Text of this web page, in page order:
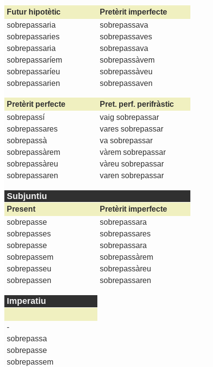
Futur hipotètic
sobrepassaria
sobrepassaries
sobrepassaria
sobrepassaríem
sobrepassaríeu
sobrepassarien
Pretèrit imperfecte
sobrepassava
sobrepassaves
sobrepassava
sobrepassàvem
sobrepassàveu
sobrepassaven
Pretèrit perfecte
sobrepassí
sobrepassares
sobrepassà
sobrepassàrem
sobrepassàreu
sobrepassaren
Pret. perf. perifràstic
vaig sobrepassar
vares sobrepassar
va sobrepassar
vàrem sobrepassar
vàreu sobrepassar
varen sobrepassar
Subjuntiu
Present
sobrepasse
sobrepasses
sobrepasse
sobrepassem
sobrepasseu
sobrepassen
Pretèrit imperfecte
sobrepassara
sobrepassares
sobrepassara
sobrepassàrem
sobrepassàreu
sobrepassaren
Imperatiu
-
sobrepassa
sobrepasse
sobrepassem